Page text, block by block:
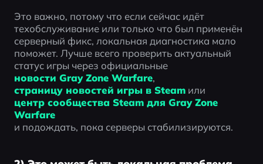
Это важно, потому что если сейчас идёт
техобслуживание или только что был применён
серверный фикс, локальная диагностика мало
поможет. Лучше всего проверить актуальный
статус игры через официальные
новости Gray Zone Warfare,
страницу новостей игры в Steam или
центр сообщества Steam для Gray Zone
Warfare
и подождать, пока серверы стабилизируются.